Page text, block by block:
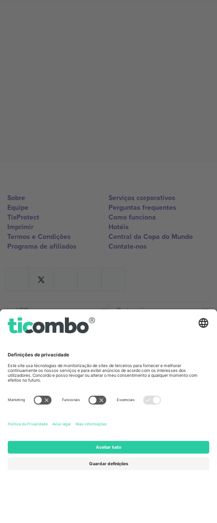
Sobre
Equipe
TixProtect
Imprimir
Termos e Condições
Programa de afiliados
Serviços corporativos
Perguntas frequentes
Como funciona
Hotéis
Central da Copa do Mundo
Contate-nos
Germany
Unter den Linden 24, 10117
United Kingdom
167 City Road, London, Greater
Kingdom
United States
Newark, Delaware 19713, United
States
Engelberg, Switzerland